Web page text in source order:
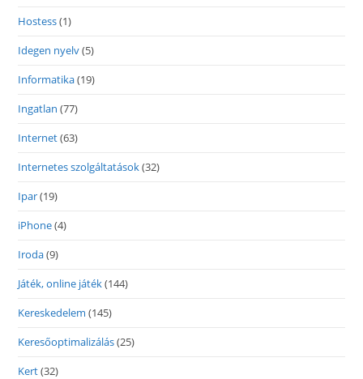
Hostess(1)
Idegen nyelv(5)
Informatika(19)
Ingatlan (77)
Internet(63)
Internetes szolgáltatások(32)
Ipar(19)
iPhone(4)
Iroda(9)
Játék, online játék(144)
Kereskedelem (145)
Keresőoptimalizálás(25)
Kert(32)